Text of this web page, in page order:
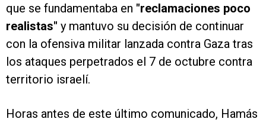
que se fundamentaba en "reclamaciones poco
realistas" y mantuvo su decisión de continuar
con la ofensiva militar lanzada contra Gaza tras
los ataques perpetrados el 7 de octubre contra
territorio israelí.
Horas antes de este último comunicado, Hamás